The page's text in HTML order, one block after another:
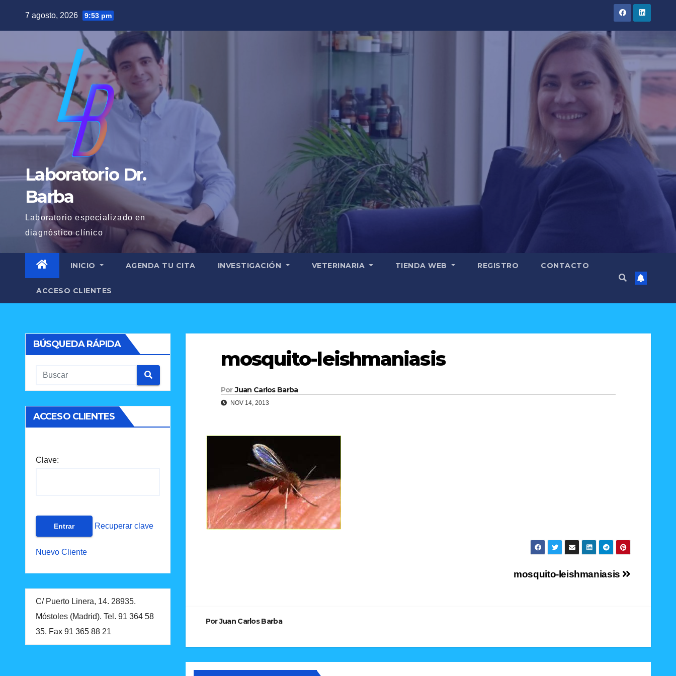
7 agosto, 2026 9:53 pm
Laboratorio Dr.
Barba
Laboratorio especializado en
diagnóstico clínico
INICIO AGENDA TU CITA INVESTIGACIÓN VETERINARIA TIENDA WEB REGISTRO CONTACTO
ACCESO CLIENTES
BÚSQUEDA RÁPIDA
ACCESO CLIENTES
Clave:
Recuperar clave
Nuevo Cliente
C/ Puerto Linera, 14. 28935.
Móstoles (Madrid). Tel. 91 364 58
35. Fax 91 365 88 21
mosquito-leishmaniasis
Por Juan Carlos Barba
NOV 14, 2013
entradas
mosquito-leishmaniasis
PorJuan Carlos Barba